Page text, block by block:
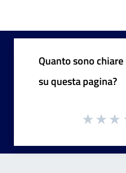
Quanto sono
su questa pagina?